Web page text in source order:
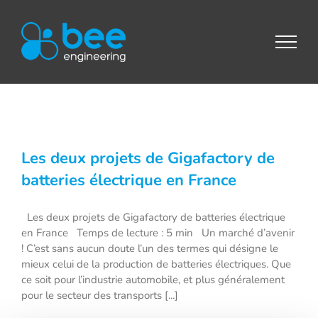
contenu
Les deux projets de Gigafactory de
batteries électrique en France
Les deux projets de Gigafactory de batteries électrique
en France Temps de lecture : 5 min Un marché d’avenir
! C’est sans aucun doute l’un des termes qui désigne le
mieux celui de la production de batteries électriques. Que
ce soit pour l’industrie automobile, et plus généralement
pour le secteur des transports [...]